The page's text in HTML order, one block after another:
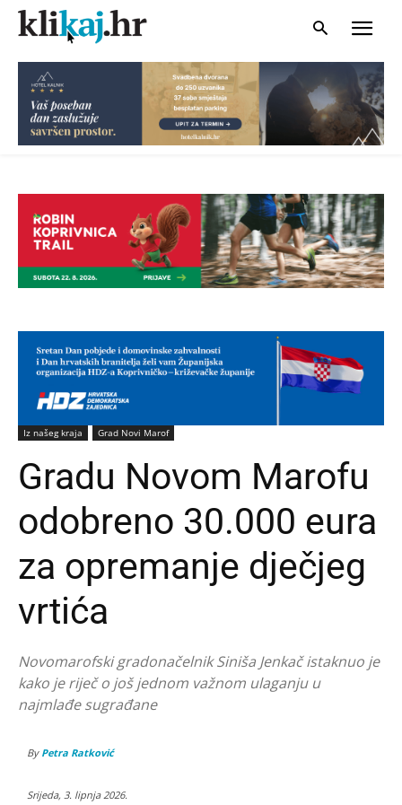
Iz našeg kraja Grad Novi Marof
Gradu Novom Marofu
odobreno 30.000 eura
za opremanje dječjeg
vrtića
Novomarofski gradonačelnik Siniša Jenkač istaknuo je
kako je riječ o još jednom važnom ulaganju u
najmlađe sugrađane
By Petra Ratković
Srijeda, 3. lipnja 2026.